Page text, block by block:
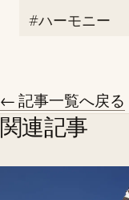
#ハーモニー
← 記事一覧へ戻る
関連記事